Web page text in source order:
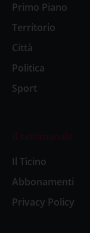
Primo Piano
Territorio
Città
Politica
Sport
Il settimanale
Il Ticino
Abbonamenti
Privacy Policy